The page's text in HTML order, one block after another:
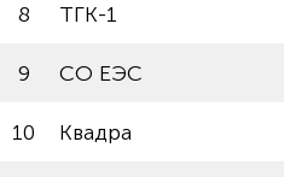
8 ТГК-1
9 СО ЕЭС
10 Квадра